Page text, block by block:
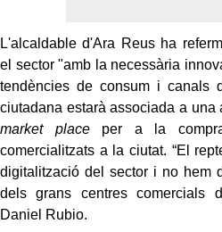
L'alcaldable d'Ara Reus ha
el sector "amb la necessària
tendències de consum i canals
ciutadana estarà associada a
market placeper a la
comercialitzats a la ciutat. “El
digitalització del sector i no hem
dels grans centres comercials
Daniel Rubio.